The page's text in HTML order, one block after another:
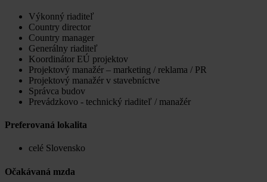
Výkonný riaditeľ
Country director
Country manager
Generálny riaditeľ
Koordinátor EÚ projektov
Projektový manažér – marketing / reklama / PR
Projektový manažér v stavebníctve
Správca budov
Prevádzkovo - technický riaditeľ / manažér
Preferovaná lokalita
celé Slovensko
Očakávaná mzda